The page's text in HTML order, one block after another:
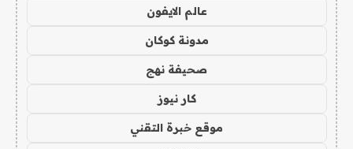
عالم الايفون
مدونة كوكان
صحيفة نهج
كار نيوز
موقع خبرة التقني